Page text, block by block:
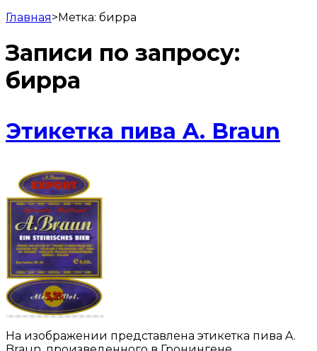
Главная>Метка: бирра
Записи по запросу:
бирра
Этикетка пива A. Braun
На изображении представлена этикетка пива A.